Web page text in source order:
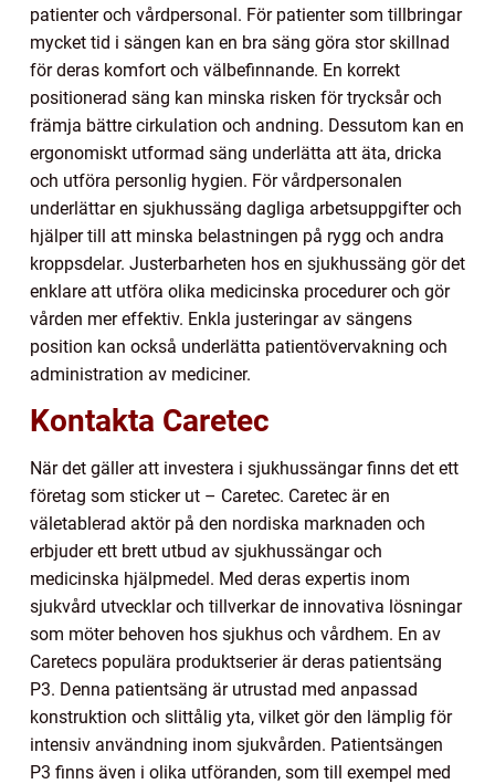
patienter och vårdpersonal. För patienter som tillbringar
mycket tid i sängen kan en bra säng göra stor skillnad
för deras komfort och välbefinnande. En korrekt
positionerad säng kan minska risken för trycksår och
främja bättre cirkulation och andning. Dessutom kan en
ergonomiskt utformad säng underlätta att äta, dricka
och utföra personlig hygien. För vårdpersonalen
underlättar en sjukhussäng dagliga arbetsuppgifter och
hjälper till att minska belastningen på rygg och andra
kroppsdelar. Justerbarheten hos en sjukhussäng gör det
enklare att utföra olika medicinska procedurer och gör
vården mer effektiv. Enkla justeringar av sängens
position kan också underlätta patientövervakning och
administration av mediciner.
Kontakta Caretec
När det gäller att investera i sjukhussängar finns det ett
företag som sticker ut – Caretec. Caretec är en
väletablerad aktör på den nordiska marknaden och
erbjuder ett brett utbud av sjukhussängar och
medicinska hjälpmedel. Med deras expertis inom
sjukvård utvecklar och tillverkar de innovativa lösningar
som möter behoven hos sjukhus och vårdhem. En av
Caretecs populära produktserier är deras patientsäng
P3. Denna patientsäng är utrustad med anpassad
konstruktion och slittålig yta, vilket gör den lämplig för
intensiv användning inom sjukvården. Patientsängen
P3 finns även i olika utföranden, som till exempel med